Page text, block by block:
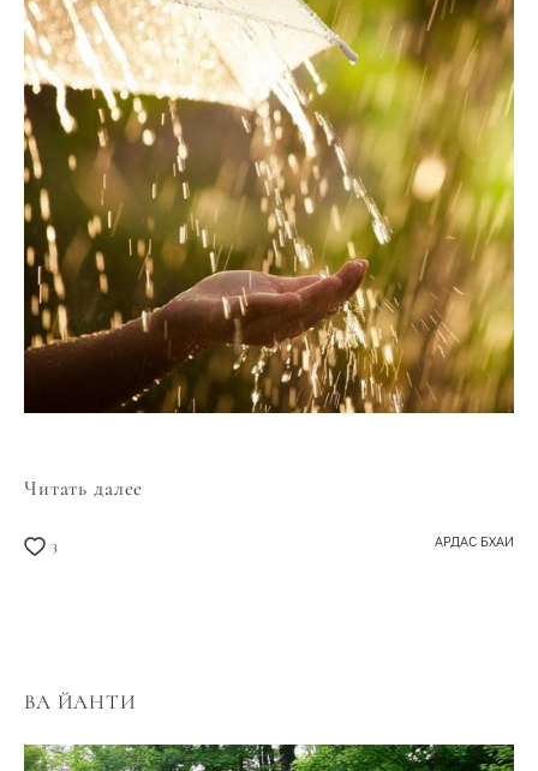
Читать далее
3 АРДАС БХАИ
ВА ЙАНТИ